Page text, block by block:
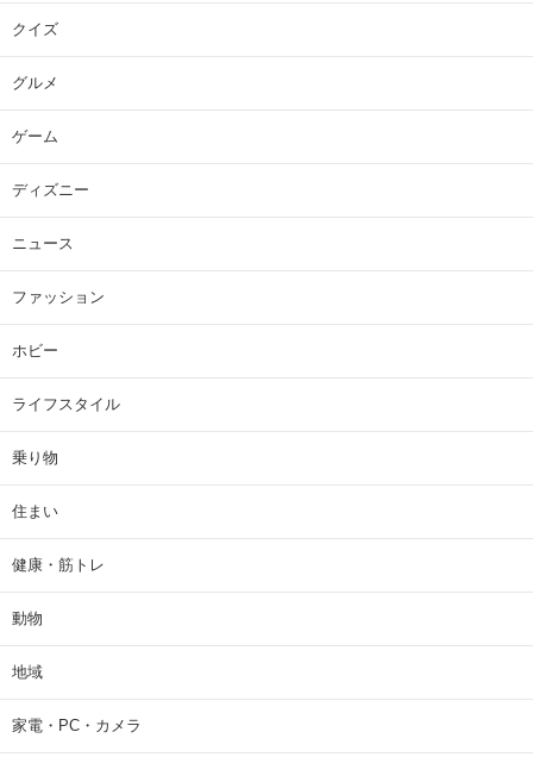
クイズ
グルメ
ゲーム
ディズニー
ニュース
ファッション
ホビー
ライフスタイル
乗り物
住まい
健康・筋トレ
動物
地域
家電・PC・カメラ